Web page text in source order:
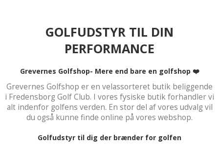
GOLFUDSTYR TIL DIN
PERFORMANCE
Grevernes Golfshop- Mere end bare en golfshop ❤️
Grevernes Golfshop er en velassorteret butik beliggende
i Fredensborg Golf Club. I vores fysiske butik forhandler vi
alt indenfor golfens verden. En stor del af vores udvalg vil
du også kunne finde online på vores webshop.
Golfudstyr til dig der brænder for golfen